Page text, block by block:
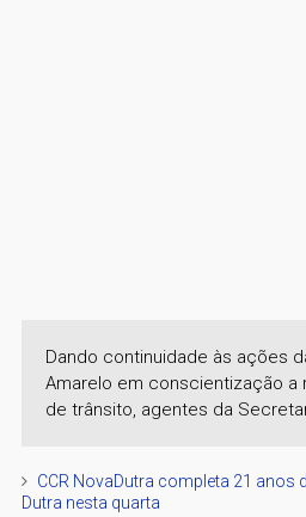
Dando continuidade às ações
Amarelo em conscientização
de trânsito, agentes da
CCR NovaDutra completa 21 anos
Dutra nesta quarta